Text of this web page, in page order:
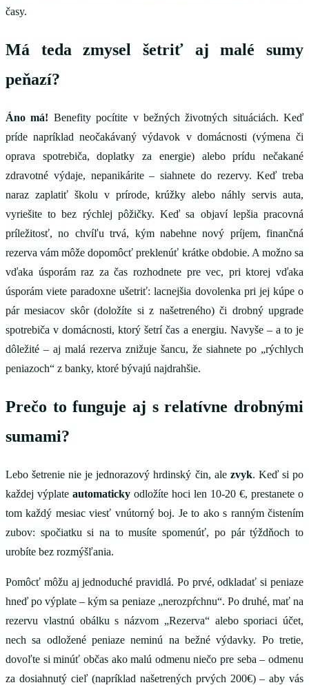
časy.
Má teda zmysel šetriť aj malé sumy
peňazí?
Áno má! Benefity pocítite v bežných životných situáciách. Keď
príde napríklad neočakávaný výdavok v domácnosti (výmena či
oprava spotrebiča, doplatky za energie) alebo prídu nečakané
zdravotné výdaje, nepanikárite – siahnete do rezervy. Keď treba
naraz zaplatiť školu v prírode, krúžky alebo náhly servis auta,
vyriešite to bez rýchlej pôžičky. Keď sa objaví lepšia pracovná
príležitosť, no chvíľu trvá, kým nabehne nový príjem, finančná
rezerva vám môže dopomôcť preklenúť krátke obdobie. A možno sa
vďaka úsporám raz za čas rozhodnete pre vec, pri ktorej vďaka
úsporám viete paradoxne ušetriť: lacnejšia dovolenka pri jej kúpe o
pár mesiacov skôr (doložíte si z našetreného) či drobný upgrade
spotrebiča v domácnosti, ktorý šetrí čas a energiu. Navyše – a to je
dôležité – aj malá rezerva znižuje šancu, že siahnete po „rýchlych
peniazoch“ z banky, ktoré bývajú najdrahšie.
Prečo to funguje aj s relatívne drobnými
sumami?
Lebo šetrenie nie je jednorazový hrdinský čin, ale zvyk. Keď si po
každej výplate automaticky odložíte hoci len 10-20 €, prestanete o
tom každý mesiac viesť vnútorný boj. Je to ako s ranným čistením
zubov: spočiatku si na to musíte spomenúť, po pár týždňoch to
urobíte bez rozmýšľania.
Pomôcť môžu aj jednoduché pravidlá. Po prvé, odkladať si peniaze
hneď po výplate – kým sa peniaze „nerozpŕchnu“. Po druhé, mať na
rezervu vlastnú obálku s názvom „Rezerva“ alebo sporiaci účet,
nech sa odložené peniaze neminú na bežné výdavky. Po tretie,
dovoľte si minúť občas ako malú odmenu niečo pre seba – odmenu
za dosiahnutý cieľ (napríklad našetrených prvých 200€) – aby vás